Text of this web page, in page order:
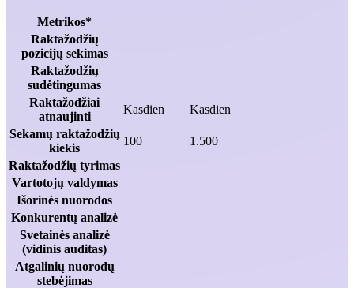
Metrikos*
Raktažodžių
pozicijų sekimas
Raktažodžių
sudėtingumas
Raktažodžiai
atnaujinti
Kasdien
Kasdien
Sekamų raktažodžių
kiekis
100
1.500
Raktažodžių tyrimas
Vartotojų valdymas
Išorinės nuorodos
Konkurentų analizė
Svetainės analizė
(vidinis auditas)
Atgalinių nuorodų
stebėjimas